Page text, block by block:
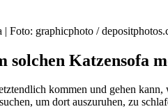
Foto: graphicphoto /
solchen Katzensofa
kommen und gehen
um dort auszuruhen, zu